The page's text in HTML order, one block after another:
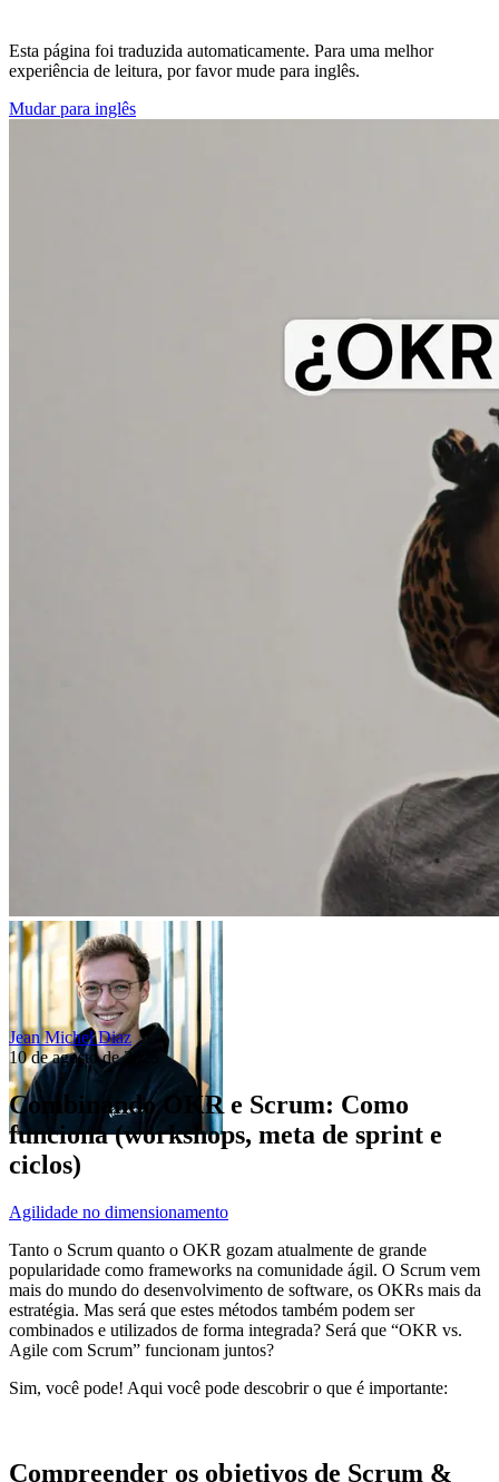
Esta página foi traduzida automaticamente. Para uma melhor
experiência de leitura, por favor mude para inglês.
Mudar para inglês
Jean Michel Diaz
10 de agosto de 2025
Combinando OKR e Scrum: Como
funciona (workshops, meta de sprint e
ciclos)
Agilidade no dimensionamento
Tanto o Scrum quanto o OKR gozam atualmente de grande
popularidade como frameworks na comunidade ágil. O Scrum vem
mais do mundo do desenvolvimento de software, os OKRs mais da
estratégia. Mas será que estes métodos também podem ser
combinados e utilizados de forma integrada? Será que “OKR vs.
Agile com Scrum” funcionam juntos?
Sim, você pode! Aqui você pode descobrir o que é importante:
Compreender os objetivos de Scrum &